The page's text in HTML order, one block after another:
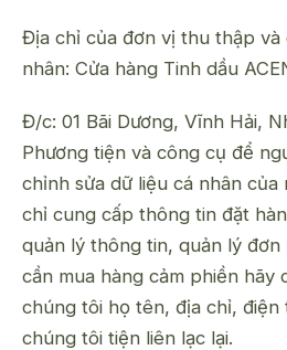
Địa chỉ của đơn vị thu thập
nhân: Cửa hàng Tinh dầu
Đ/c: 01 Bãi Dương, Vĩnh Hải,
Phương tiện và công cụ để
chỉnh sửa dữ liệu cá nhân
chỉ cung cấp thông tin đặt
quản lý thông tin, quản lý đơn
cần mua hàng cảm phiền hãy
chúng tôi họ tên, địa chỉ, điện
chúng tôi tiện liên lạc lại.